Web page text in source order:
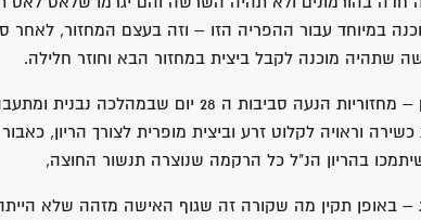
במיוחד עבור ההפריה הזו – וזה בעצם המחזור, לאחר
שתהיה מוכנה לקבל ביצית במחזור הבא וחוזר חלילה.
– מחזוריות הנעה סביבות ה 28 יום
וראויה לקלוט זרע וביצית מופרית לצורך הריון,
בהריון הנ"ל כל הרקמה שנוצרה תנשור החוצה,
– באופן תקין מה שקורה זה שגוף האישה מזהה שלא הייתה